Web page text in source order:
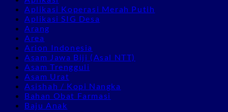
Aplikasi Koperasi Merah Putih
Aplikasi SIG Desa
Arang
Area
Arion Indonesia
Asam Jawa Biji (Asal NTT)
Asam Trengguli
Asam Urat
Asishah / Kopi Nangka
Bahan Obat Farmasi
Baju Anak